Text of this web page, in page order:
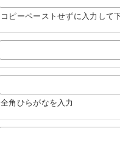
コピーペーストせずに入力して
全角ひらがなを入力